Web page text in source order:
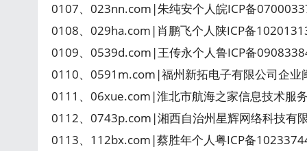
0107、023nn.com|朱纯安个人皖ICP备
0108、029ha.com|肖鹏飞个人陕ICP备
0109、0539d.com|王传永个人鲁ICP备
0110、0591m.com|福州新拓电子有限公司企业
0111、06xue.com|淮北市航海之家信息技术服
0112、0743p.com|湘西自治州星辉网络科技有
0113、112bx.com|蔡胜年个人粤ICP备